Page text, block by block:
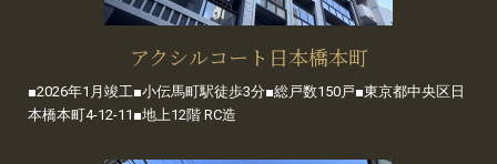
アクシルコート日本橋本町
■2026年1月竣工■小伝馬町駅徒歩3分■総戸数150戸■東京都中央区日
本橋本町4-12-11■地上12階 RC造